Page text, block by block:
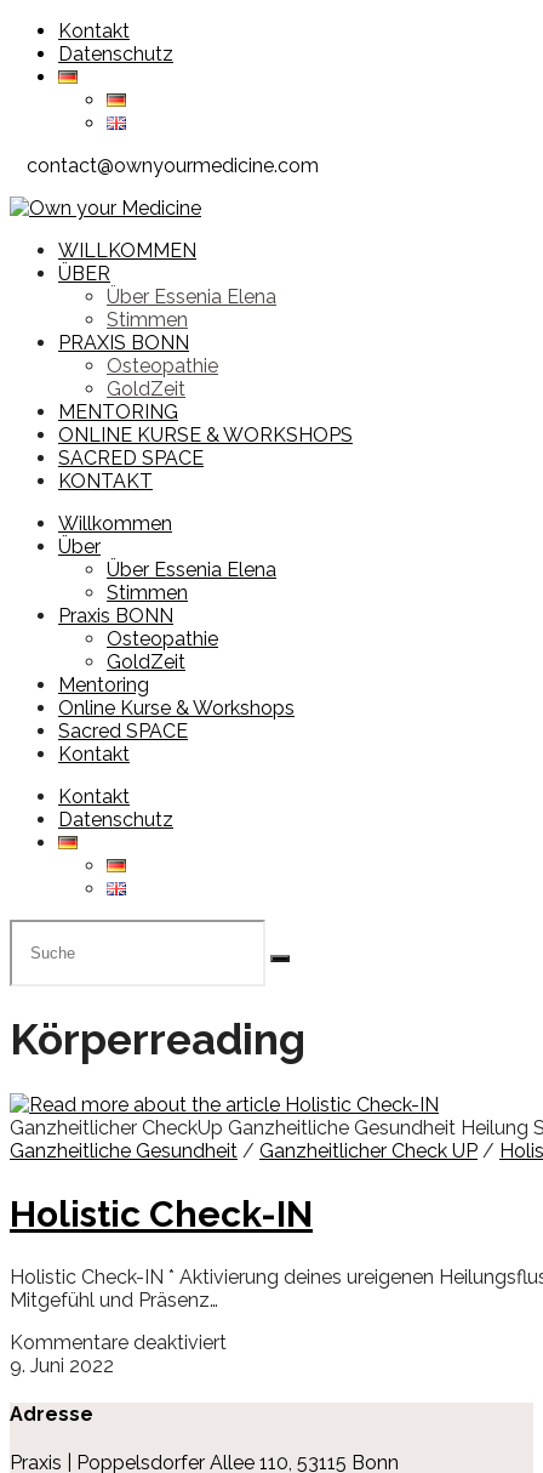
Zum
Inhalt
springen
Kontakt
Datenschutz
contact@ownyourmedicine.com
WILLKOMMEN
ÜBER
Über Essenia Elena
Stimmen
PRAXIS BONN
Osteopathie
GoldZeit
MENTORING
ONLINE KURSE & WORKSHOPS
SACRED SPACE
KONTAKT
Willkommen
Über
Über Essenia Elena
Stimmen
Praxis BONN
Osteopathie
GoldZeit
Mentoring
Online Kurse & Workshops
Sacred SPACE
Kontakt
Kontakt
Datenschutz
Körperreading
Ganzheitlicher CheckUp Ganzheitliche Gesundheit
Ganzheitliche Gesundheit / Ganzheitlicher Check UP /
Holistic Check-IN
Holistic Check-IN * Aktivierung deines ureigenen
Mitgefühl und Präsenz…
Kommentare deaktiviert
IN
9. Juni 2022
Adresse
Praxis | Poppelsdorfer Allee 110, 53115 Bonn